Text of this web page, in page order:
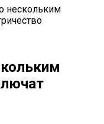
нескольким